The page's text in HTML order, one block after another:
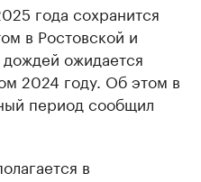
года сохранится
в Ростовской и
дождей ожидается
2024 году. Об этом в
период сообщил
в